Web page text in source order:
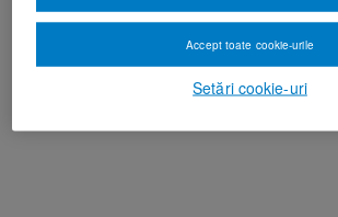
Setări cookie-uri
Accept toate cookie-urile